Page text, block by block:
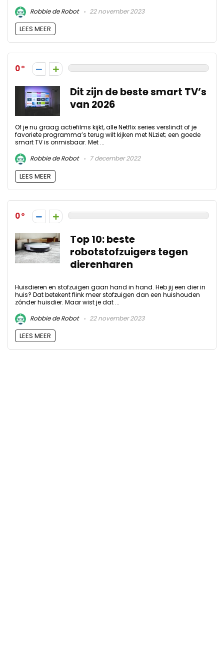
Robbie de Robot
22 november 2023
LEES MEER
0
Dit zijn de beste smart TV’s
van 2026
Of je nu graag actiefilms kijkt, alle Netflix series verslindt of je
favoriete programma’s terug wilt kijken met NLziet; een goede
smart TV is onmisbaar. Met ...
Robbie de Robot
7 december 2022
LEES MEER
0
Top 10: beste
robotstofzuigers tegen
dierenharen
Huisdieren en stofzuigen gaan hand in hand. Heb jij een dier in
huis? Dat betekent flink meer stofzuigen dan een huishouden
zónder huisdier. Maar wist je dat ...
Robbie de Robot
22 november 2023
LEES MEER